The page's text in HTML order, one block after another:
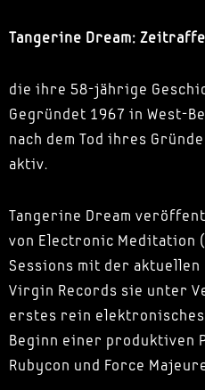
Tangerine Dream:
die ihre 58-jährige
Gegründet 1967 in West-
nach dem Tod ihres
aktiv.
Tangerine Dream
von Electronic Meditation
Sessions mit der aktuellen
Virgin Records sie unter
erstes rein elektronisches
Beginn einer produktiven
Rubycon und Force